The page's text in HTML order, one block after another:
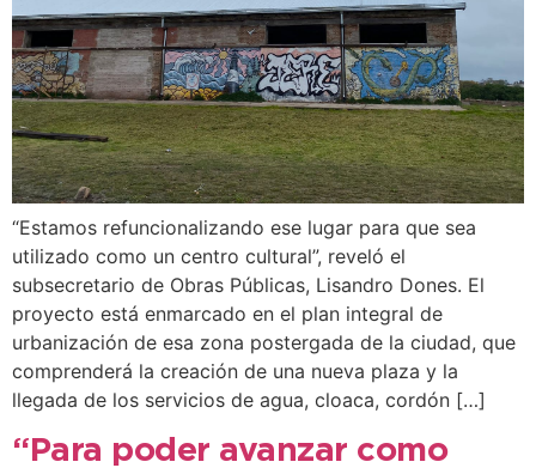
“Estamos refuncionalizando ese lugar para que sea
utilizado como un centro cultural”, reveló el
subsecretario de Obras Públicas, Lisandro Dones. El
proyecto está enmarcado en el plan integral de
urbanización de esa zona postergada de la ciudad, que
comprenderá la creación de una nueva plaza y la
llegada de los servicios de agua, cloaca, cordón […]
“Para poder avanzar como